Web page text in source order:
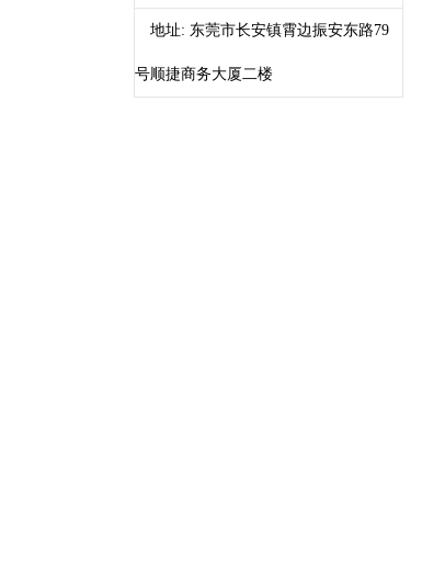
地址: 东莞市长安镇霄边振安东路79
号顺捷商务大厦二楼